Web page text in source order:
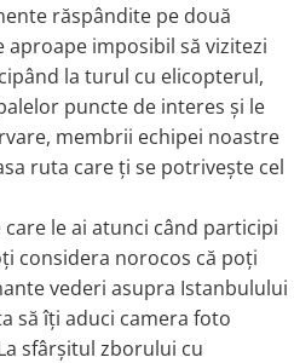
răspândite pe două
aproape imposibil să vizitezi
la turul cu elicopterul,
puncte de interes și le
membrii echipei noastre
ruta care ți se potrivește cel
le ai atunci când participi
considera norocos că poți
vederi asupra Istanbulului
să îți aduci camera foto
sfârșitul zborului cu